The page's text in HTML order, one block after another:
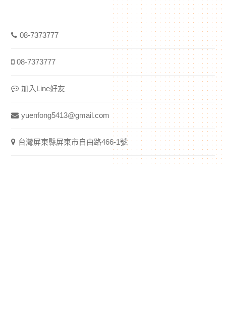
08-7373777
08-7373777
加入Line好友
yuenfong5413@gmail.com
台灣屏東縣屏東市自由路466-1號